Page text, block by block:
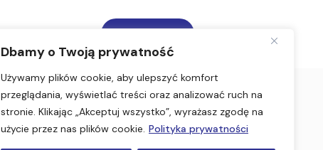
Dbamy o Twoją prywatność
Używamy plików cookie, aby ulepszyć komfort
przeglądania, wyświetlać treści oraz analizować ruch na
stronie. Klikając „Akceptuj wszystko”, wyrażasz zgodę na
użycie przez nas plików cookie. Polityka prywatności